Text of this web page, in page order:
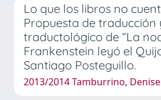
Lo que los libros no
Propuesta de traducción
traductológico de “La
Frankenstein leyó el
Santiago Posteguillo.
2013/2014 Tamburrino, Denise